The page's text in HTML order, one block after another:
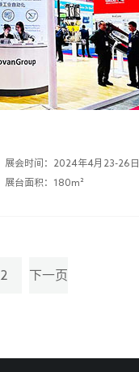
展会时间：2024年4月23-26日
展台面积：180m²
2 下一页